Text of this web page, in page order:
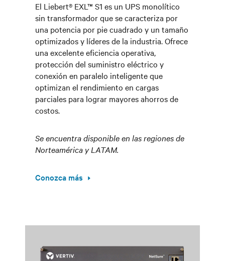
El Liebert® EXL™ S1 es un UPS monolítico
sin transformador que se caracteriza por
una potencia por pie cuadrado y un tamaño
optimizados y líderes de la industria. Ofrece
una excelente eficiencia operativa,
protección del suministro eléctrico y
conexión en paralelo inteligente que
optimizan el rendimiento en cargas
parciales para lograr mayores ahorros de
costos.
Se encuentra disponible en las regiones de
Norteamérica y LATAM.
Conozca más